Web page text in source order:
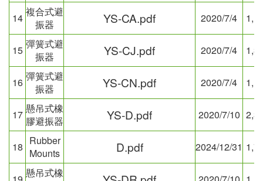
14 複合式避
振器
YS-CA.pdf 2020/7/4
15 彈簧式避
振器
YS-CJ.pdf 2020/7/4
16 彈簧式避
振器
YS-CN.pdf 2020/7/4
17 懸吊式橡
膠避振器
YS-D.pdf 2020/7/10
18 Rubber
Mounts
D.pdf 2024/12/31
懸吊式橡